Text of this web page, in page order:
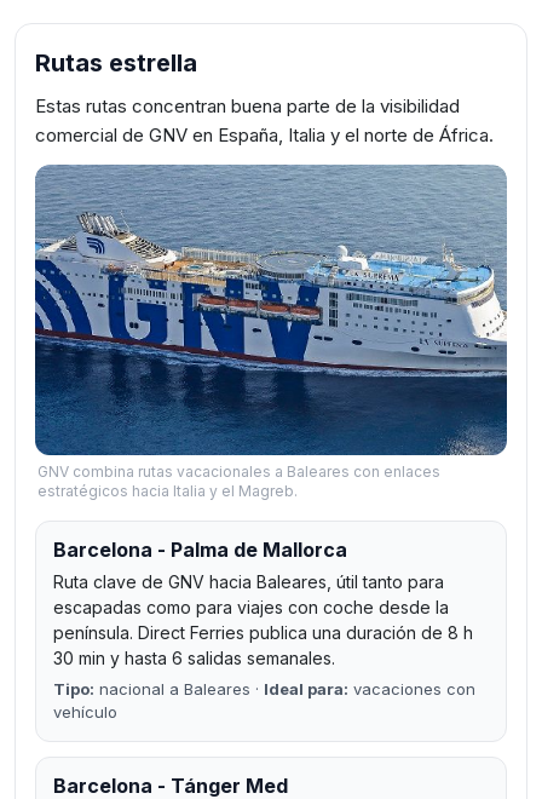
Rutas estrella
Estas rutas concentran buena parte de la visibilidad
comercial de GNV en España, Italia y el norte de África.
GNV combina rutas vacacionales a Baleares con enlaces
estratégicos hacia Italia y el Magreb.
Barcelona - Palma de Mallorca
Ruta clave de GNV hacia Baleares, útil tanto para
escapadas como para viajes con coche desde la
península. Direct Ferries publica una duración de 8 h
30 min y hasta 6 salidas semanales.
Tipo: nacional a Baleares · Ideal para: vacaciones con
vehículo
Barcelona - Tánger Med